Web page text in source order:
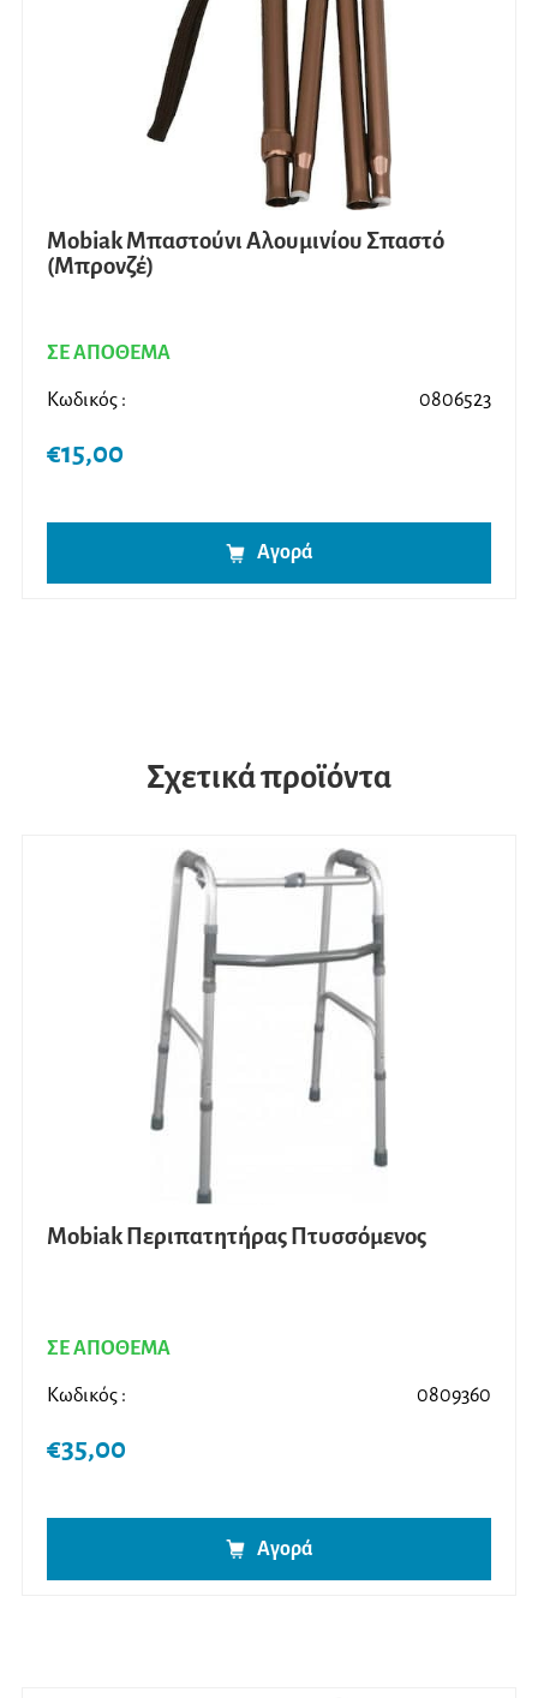
Mobiak Mπαστούνι Αλουμινίου Σπαστό
(Μπρονζέ)
ΣΕ ΑΠΟΘΕΜΑ
Κωδικός : 0806523
€15,00
Αγορά
Σχετικά προϊόντα
Mobiak Περιπατητήρας Πτυσσόμενος
ΣΕ ΑΠΟΘΕΜΑ
Κωδικός : 0809360
€35,00
Αγορά